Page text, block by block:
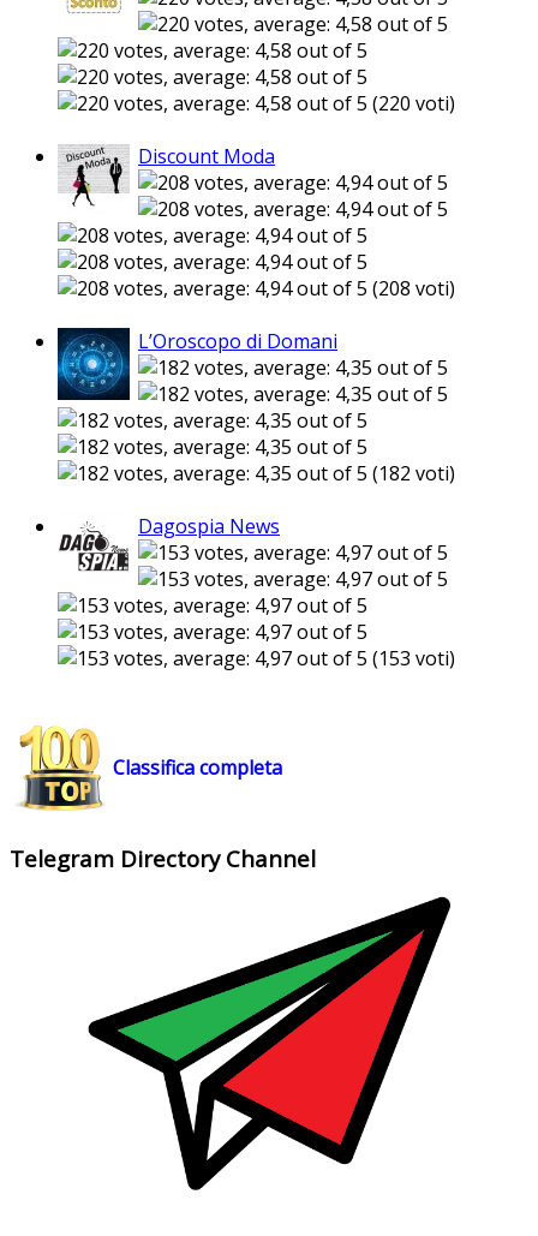
(220 voti)
Discount Moda
(208 voti)
L’Oroscopo di Domani
(182 voti)
Dagospia News
(153 voti)
Classifica completa
Telegram Directory Channel